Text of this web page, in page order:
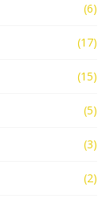
(6)
(17)
(15)
(5)
(3)
(2)